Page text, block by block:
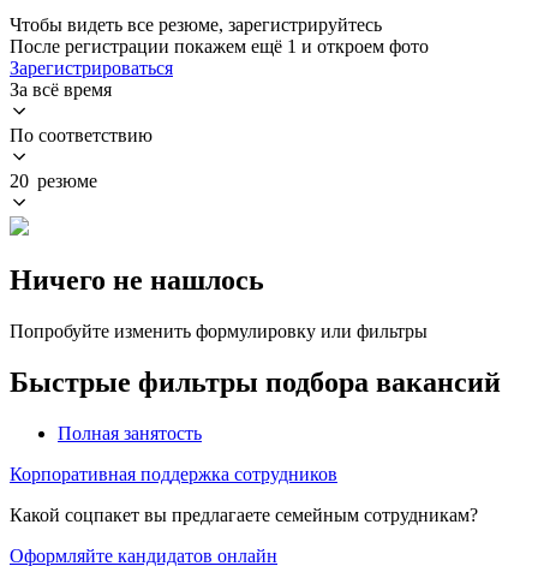
Чтобы видеть все резюме, зарегистрируйтесь
После регистрации покажем ещё 1 и откроем фото
Зарегистрироваться
За всё время
По соответствию
20 резюме
Ничего не нашлось
Попробуйте изменить формулировку или фильтры
Быстрые фильтры подбора вакансий
Полная занятость
Корпоративная поддержка сотрудников
Какой соцпакет вы предлагаете семейным сотрудникам?
Оформляйте кандидатов онлайн